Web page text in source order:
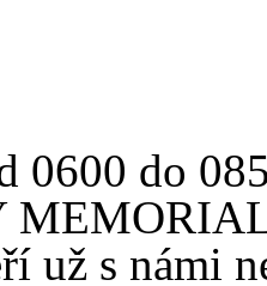
0600 do
už s námi